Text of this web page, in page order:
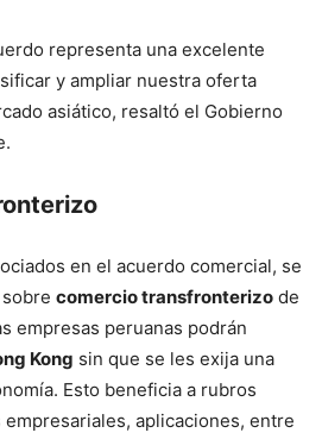
representa una excelente
y ampliar nuestra oferta
asiático, resaltó el Gobierno
en el acuerdo comercial, se
comercio transfronterizo de
empresas peruanas podrán
Kong sin que se les exija una
Esto beneficia a rubros
aplicaciones, entre